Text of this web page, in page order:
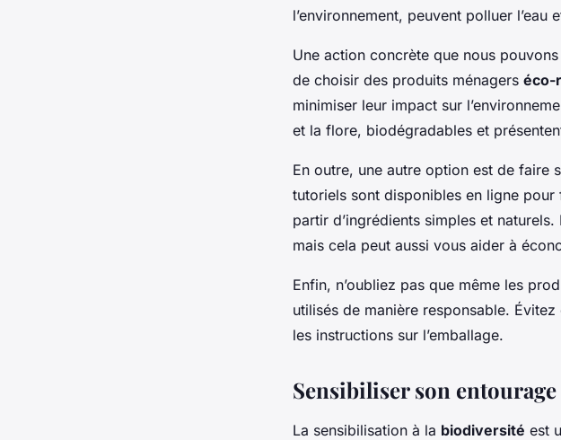
l’environnement, peuvent polluer
Une action concrète que nous
de choisir des produits ménagers éco-
minimiser leur impact sur
et la flore, biodégradables et
En outre, une autre option est de faire
tutoriels sont disponibles en ligne
partir d’ingrédients simples et
mais cela peut aussi vous aider à
Enfin, n’oubliez pas que même les
utilisés de manière responsable.
les instructions sur l’emballage.
Sensibiliser son
La sensibilisation à la biodiversité est